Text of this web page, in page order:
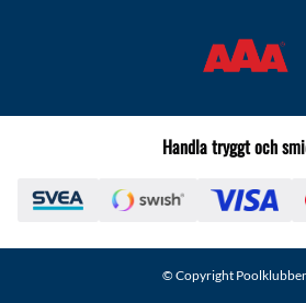
Handla tryggt och
© Copyright